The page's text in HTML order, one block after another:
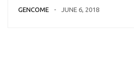
GENCOME JUNE 6, 2018